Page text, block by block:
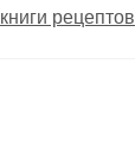
книги рецептов